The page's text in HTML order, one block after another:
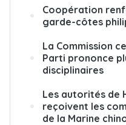
Coopération
garde-côtes
La Commission
Parti prononce
disciplinaires
Les autorités de
reçoivent les
de la Marine